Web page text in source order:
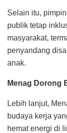
Selain itu,
publik tetap
masyarakat,
penyandang
anak.
Menag Dorong
Lebih lanjut,
budaya kerja
hemat energi di